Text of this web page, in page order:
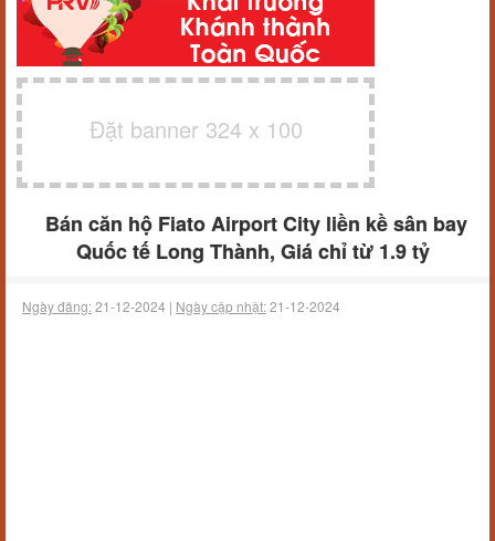
Đặt banner 324 x 100
Bán căn hộ Fiato Airport City liền kề sân bay
Quốc tế Long Thành, Giá chỉ từ 1.9 tỷ
Ngày đăng:21-12-2024 | Ngày cập nhật:21-12-2024